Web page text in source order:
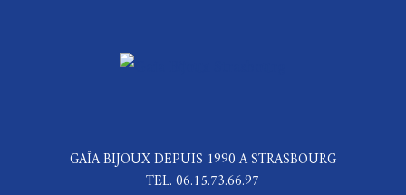
GAÎA BIJOUX DEPUIS 1990 A STRASBOURG
TEL. 06.15.73.66.97